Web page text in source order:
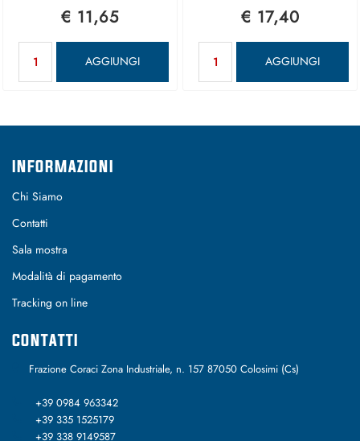
€ 11,65
AGGIUNGI
€ 17,40
AGGIUNGI
INFORMAZIONI
Chi Siamo
Contatti
Sala mostra
Modalità di pagamento
Tracking on line
CONTATTI
Frazione Coraci Zona Industriale, n. 157 87050 Colosimi (Cs)
+39 0984 963342
+39 335 1525179
+39 338 9149587